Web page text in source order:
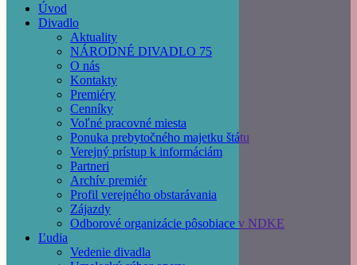
Úvod
Divadlo
Aktuality
NÁRODNÉ DIVADLO 75
O nás
Kontakty
Premiéry
Cenníky
Voľné pracovné miesta
Ponuka prebytočného majetku štátu
Verejný prístup k informáciám
Partneri
Archív premiér
Profil verejného obstarávania
Zájazdy
Odborové organizácie pôsobiace v NDKE
Ľudia
Vedenie divadla